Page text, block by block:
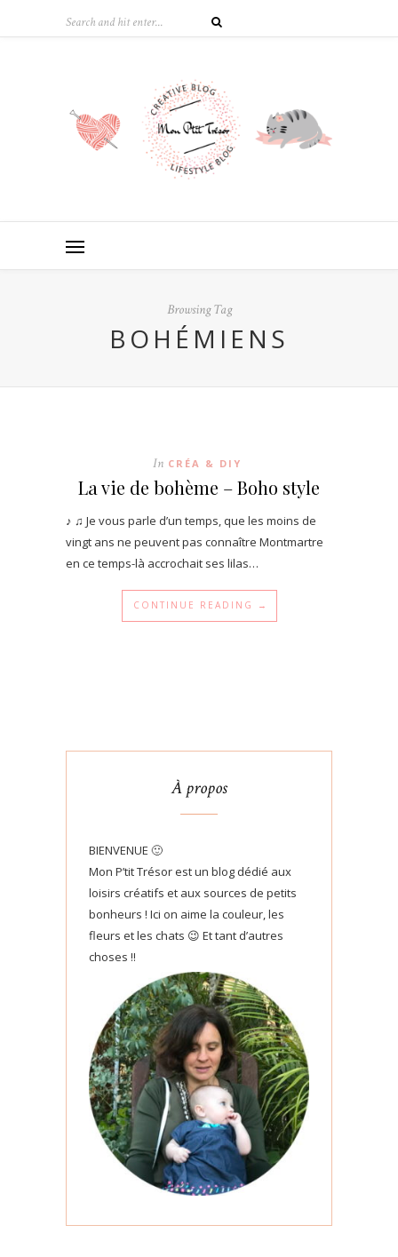
Browsing Tag
BOHÉMIENS
In CRÉA & DIY
La vie de bohème – Boho style
♪ ♫ Je vous parle d’un temps, que les moins de
vingt ans ne peuvent pas connaître Montmartre
en ce temps-là accrochait ses lilas…
CONTINUE READING →
À propos
BIENVENUE 🙂
Mon P’tit Trésor est un blog dédié aux
loisirs créatifs et aux sources de petits
bonheurs ! Ici on aime la couleur, les
fleurs et les chats 😉 Et tant d’autres
choses !!